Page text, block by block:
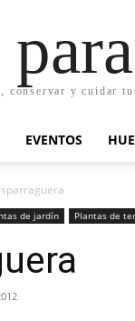
conservar y cuidar
EVENTOS
de jardín Plantas de